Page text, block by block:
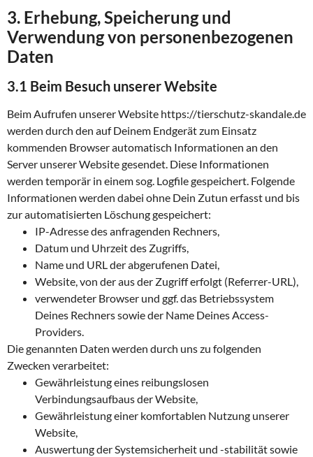
3. Erhebung, Speicherung und
Verwendung von personenbezogenen
Daten
3.1 Beim Besuch unserer Website
Beim Aufrufen unserer Website https://tierschutz-skandale.de
werden durch den auf Deinem Endgerät zum Einsatz
kommenden Browser automatisch Informationen an den
Server unserer Website gesendet. Diese Informationen
werden temporär in einem sog. Logfile gespeichert. Folgende
Informationen werden dabei ohne Dein Zutun erfasst und bis
zur automatisierten Löschung gespeichert:
IP-Adresse des anfragenden Rechners,
Datum und Uhrzeit des Zugriffs,
Name und URL der abgerufenen Datei,
Website, von der aus der Zugriff erfolgt (Referrer-URL),
verwendeter Browser und ggf. das Betriebssystem
Deines Rechners sowie der Name Deines Access-
Providers.
Die genannten Daten werden durch uns zu folgenden
Zwecken verarbeitet:
Gewährleistung eines reibungslosen
Verbindungsaufbaus der Website,
Gewährleistung einer komfortablen Nutzung unserer
Website,
Auswertung der Systemsicherheit und -stabilität sowie